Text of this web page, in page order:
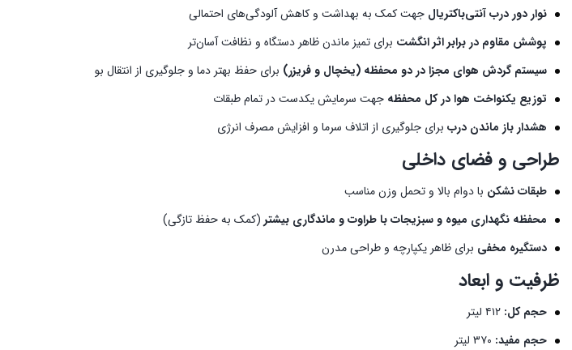
نوار دور درب آنتی‌باکتریال جهت کمک به بهداشت و کاهش آلودگی‌های احتمالی
پوشش مقاوم در برابر اثر انگشت برای تمیز ماندن ظاهر دستگاه و نظافت آسان‌تر
سیستم گردش هوای مجزا در دو محفظه (یخچال و فریزر) برای حفظ بهتر دما و جلوگیری از انتقال بو
توزیع یکنواخت هوا در کل محفظه جهت سرمایش یکدست در تمام طبقات
هشدار باز ماندن درب برای جلوگیری از اتلاف سرما و افزایش مصرف انرژی
طراحی و فضای داخلی
طبقات نشکن با دوام بالا و تحمل وزن مناسب
محفظه نگهداری میوه و سبزیجات با طراوت و ماندگاری بیشتر (کمک به حفظ تازگی)
دستگیره مخفی برای ظاهر یکپارچه و طراحی مدرن
ظرفیت و ابعاد
حجم کل:
حجم مفید: